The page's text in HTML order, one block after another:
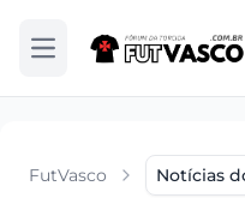
Abrir menu
FutVasco Notícias